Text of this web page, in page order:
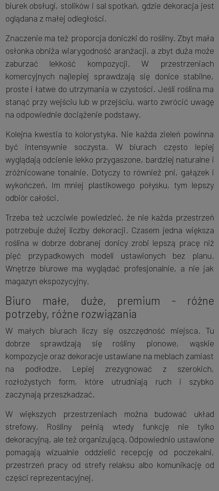
biurek obsługi, stolików i sal spotkań, gdzie dekoracja jest
oglądana z małej odległości.
Znaczenie ma też proporcja doniczki do rośliny. Zbyt mała
osłonka obniża wiarygodność aranżacji, a zbyt duża może
zaburzać lekkość kompozycji. W przestrzeniach
komercyjnych najlepiej sprawdzają się donice stabilne,
proste i łatwe do utrzymania w czystości. Jeśli roślina ma
stanąć przy wejściu lub w przejściu, warto zwrócić uwagę
na odpowiednie dociążenie podstawy.
Kolejna kwestia to kolorystyka. Nie każda zieleń powinna
być intensywnie soczysta. W biurach często lepiej
wyglądają odcienie lekko przygaszone, bardziej naturalne i
zróżnicowane tonalnie. Dotyczy to również pni, gałązek i
wykończeń. Im mniej plastikowego połysku, tym lepszy
odbiór całości.
Trzeba też uczciwie powiedzieć, że nie każda przestrzeń
potrzebuje dużej liczby dekoracji. Czasem jedna większa
roślina w dobrze dobranej donicy zrobi lepszą pracę niż
pięć przypadkowych modeli ustawionych bez planu.
Wnętrze biurowe ma wyglądać profesjonalnie, a nie jak
magazyn ekspozycyjny.
Biuro małe, duże, premium - różne
potrzeby, różne rozwiązania
W małych biurach liczy się oszczędność miejsca. Tu
dobrze sprawdzają się rośliny pionowe, wąskie
kompozycje oraz dekoracje ustawiane na meblach zamiast
na podłodze. Lepiej zrezygnować z szerokich,
rozłożystych form, które utrudniają ruch i szybko
zaczynają przeszkadzać.
W większych przestrzeniach można budować układ
strefowy. Rośliny pełnią wtedy funkcję nie tylko
dekoracyjną, ale też organizującą. Odpowiednio ustawione
pomagają wizualnie oddzielić recepcję od poczekalni,
przestrzeń pracy od strefy relaksu albo komunikację od
części reprezentacyjnej.